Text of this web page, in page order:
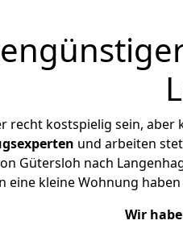
recht kostspielig sein, aber
und arbeiten
Gütersloh nach
eine kleine Wohnung
Wir